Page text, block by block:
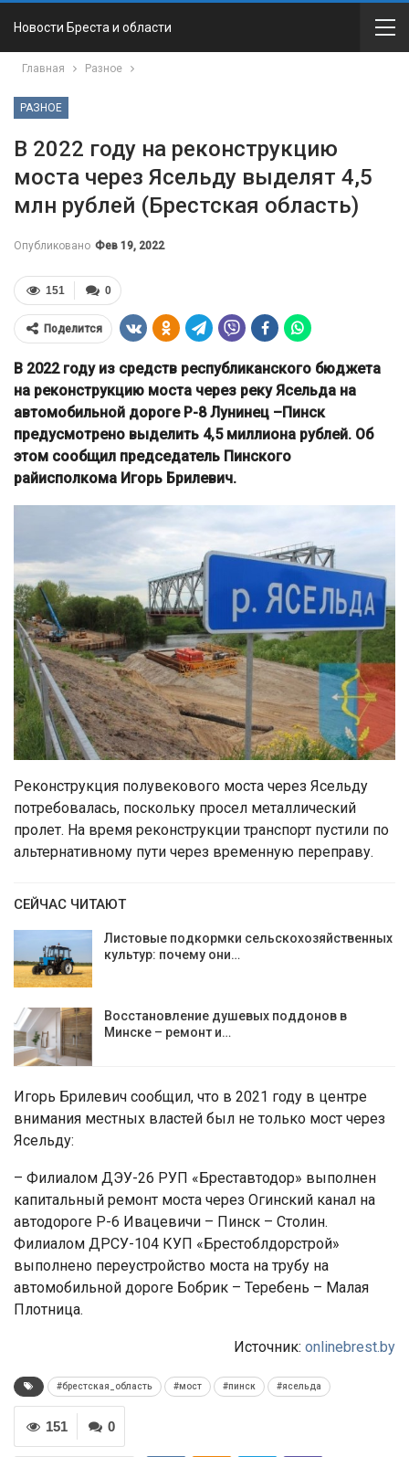
Новости Бреста и области
Главная Разное
РАЗНОЕ
В 2022 году на реконструкцию
моста через Ясельду выделят 4,5
млн рублей (Брестская область)
Опубликовано Фев 19, 2022
0
151
Поделится
В 2022 году из средств республиканского бюджета
на реконструкцию моста через реку Ясельда на
автомобильной дороге Р-8 Лунинец –Пинск
предусмотрено выделить 4,5 миллиона рублей. Об
этом сообщил председатель Пинского
райисполкома Игорь Брилевич.
Реконструкция полувекового моста через Ясельду
потребовалась, поскольку просел металлический
пролет. На время реконструкции транспорт пустили по
альтернативному пути через временную переправу.
СЕЙЧАС ЧИТАЮТ
Листовые подкормки сельскохозяйственных
культур: почему они…
Восстановление душевых поддонов в
Минске – ремонт и…
Игорь Брилевич сообщил, что в 2021 году в центре
внимания местных властей был не только мост через
Ясельду:
– Филиалом ДЭУ-26 РУП «Бреставтодор» выполнен
капитальный ремонт моста через Огинский канал на
автодороге Р-6 Ивацевичи – Пинск – Столин.
Филиалом ДРСУ-104 КУП «Брестоблдорстрой»
выполнено переустройство моста на трубу на
автомобильной дороге Бобрик – Теребень – Малая
Плотница.
Источник: onlinebrest.by
#брестская_область #мост #пинск #ясельда
0
151